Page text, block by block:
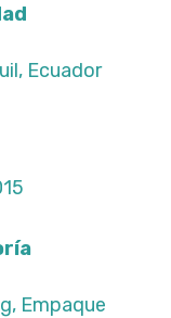
Ecuador
Empaque